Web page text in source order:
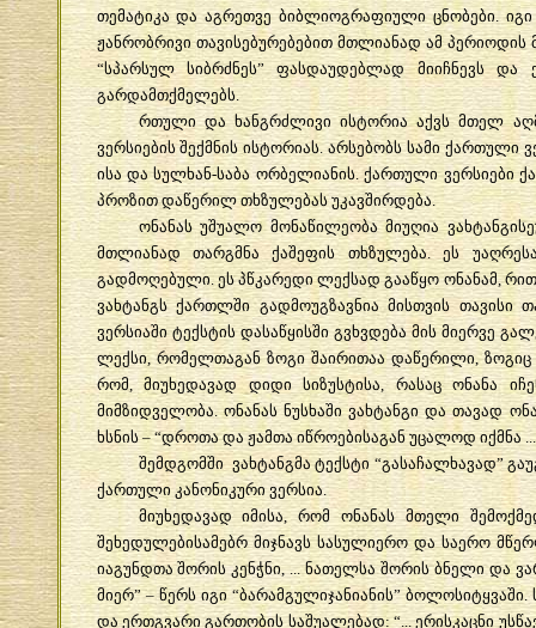
თემატიკა და აგრეთვე ბიბლიოგრაფიული ცნობები.იგი
ჟანრობრივი თავისებურებებით მთლიანად ამ პერიოდის
“სპარსულ სიბრძნეს”ფასდაუდებლად მიიჩნევს და
გარდამთქმელებს .
რთული და ხანგრძლივი ისტორია აქვს მთელ
ვერსიების შექმნის ისტორიას.არსებობს სამი ქართული
ისა და სულხან-საბა ორბელიანის.ქართული ვერსიები
პროზით დაწერილ თხზულებას უკავშირდება.
ონანას უშუალო მონაწილეობა მიუღია
მთლიანად
თარგმნა ქაშეფის თხზულება. ეს
გადმოღებული. ეს პწკარედი ლექსად გააწყო ონანამ,
ვახტანგს ქართლში გადმოუგზავნია მისთვის თავისი
ვერსიაში ტექსტის დასაწყისში გვხვდება მის მიერვე
ლექსი,რომელთაგან ზოგი შაირითაა დაწერილი ,ზოგიც
რომ, მიუხედავად დიდი სიზუსტისა ,რასაც ონანა
მიმზიდველობა.ონანას ნუსხაში ვახტანგი და თავად
ხსნის– “დროთა და ჟამთა იწროებისაგან უცალოდ იქმნა
შემდგომში ვახტანგმა ტექსტი “გასაჩალხავად”
ქართული კანონიკური ვერსია.
მიუხედავად იმისა,რომ ონანას მთელი
შეხედულებისამებრ მიჯნავს სასულიერო და საერო
იაგუნდთა შორის კენჭნი , ...ნათელსა შორის ბნელი და
მიერ” –წერს იგი“ბარამგულიჯანიანის”ბოლოსიტყვაში.
და ერთგვარი გართობის საშუალებად: “...ერისკაცნი